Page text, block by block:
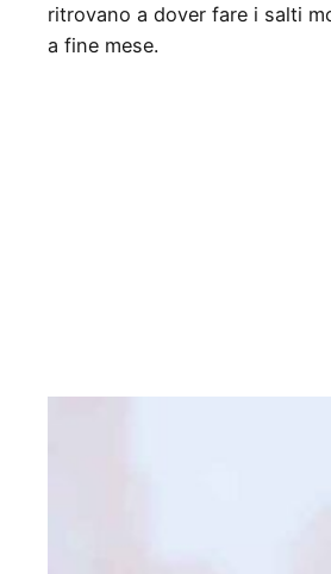
ritrovano a dover fare i salti
a fine mese.